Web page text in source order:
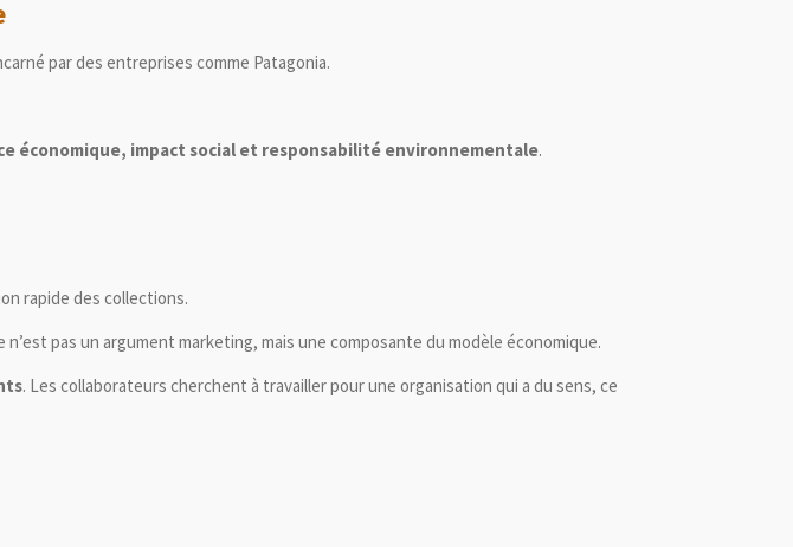
par des entreprises comme Patagonia.
économique, impact social et responsabilité environnementale.
rapide des collections.
n’est pas un argument marketing, mais une composante du modèle économique.
. Les collaborateurs cherchent à travailler pour une organisation qui a du sens, ce